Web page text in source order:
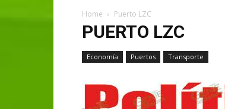
Home Puerto LZC
PUERTO LZC
Economía Puertos Transporte